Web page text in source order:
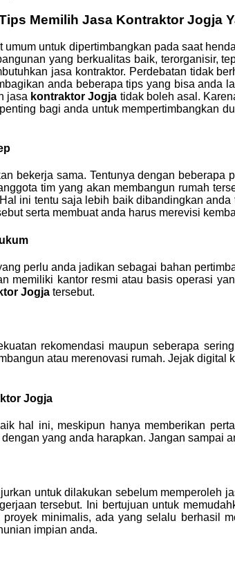
Memilih Jasa Kontraktor Jogja
untuk dipertimbangkan pada saat
yang berkualitas baik, terorganisir,
jasa kontraktor. Perdebatan tidak
anda beberapa tips yang bisa anda
jasa kontraktor Jogja tidak boleh asal.
bagi anda untuk mempertimbangkan
bekerja sama. Tentunya dengan
tim yang akan membangun rumah
ini tentu saja lebih baik dibandingkan
serta membuat anda harus merevisi
perlu anda jadikan sebagai bahan
memiliki kantor resmi atau basis operasi
Jogja tersebut.
rekomendasi maupun seberapa
atau merenovasi rumah. Jejak
Jogja
hal ini, meskipun hanya memberikan
yang anda harapkan. Jangan
untuk dilakukan sebelum memperoleh
tersebut. Ini bertujuan untuk
minimalis, ada yang selalu
impian anda.